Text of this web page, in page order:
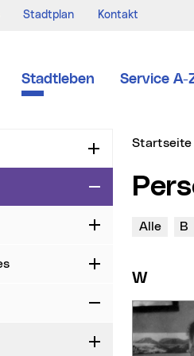
Stadtplan Kontakt
Stadtleben Service A-
Aufklappen
Zuklappen
Aufklappen
Aufklappen
Zuklappen
Aufklappen
Sie sind
Startseite
Alle B
W